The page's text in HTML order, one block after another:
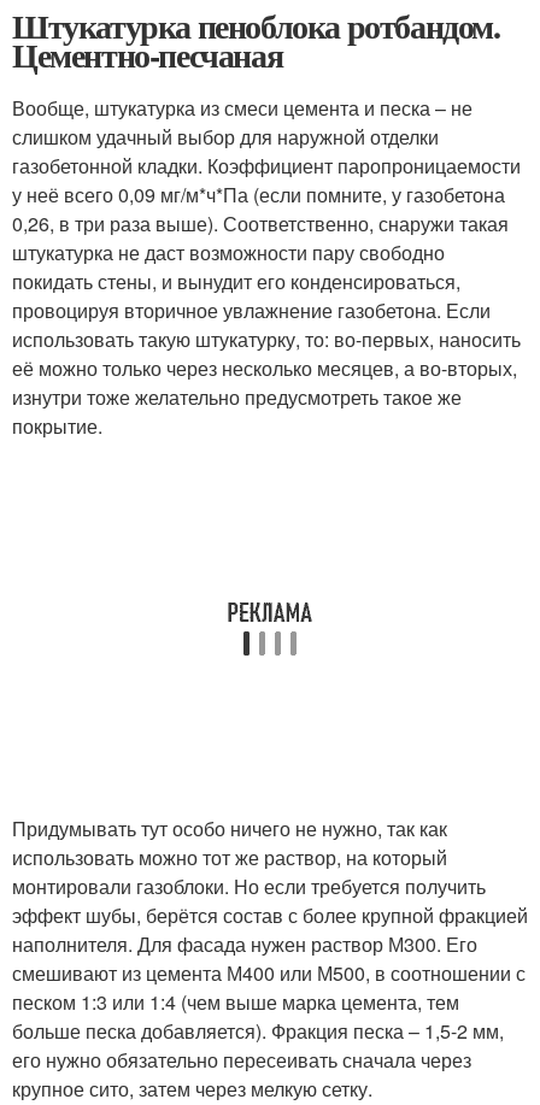
Штукатурка пеноблока ротбандом.
Цементно-песчаная
Вообще, штукатурка из смеси цемента и песка – не
слишком удачный выбор для наружной отделки
газобетонной кладки. Коэффициент паропроницаемости
у неё всего 0,09 мг/м*ч*Па (если помните, у газобетона
0,26, в три раза выше). Соответственно, снаружи такая
штукатурка не даст возможности пару свободно
покидать стены, и вынудит его конденсироваться,
провоцируя вторичное увлажнение газобетона. Если
использовать такую штукатурку, то: во-первых, наносить
её можно только через несколько месяцев, а во-вторых,
изнутри тоже желательно предусмотреть такое же
покрытие.
Придумывать тут особо ничего не нужно, так как
использовать можно тот же раствор, на который
монтировали газоблоки. Но если требуется получить
эффект шубы, берётся состав с более крупной фракцией
наполнителя. Для фасада нужен раствор М300. Его
смешивают из цемента М400 или М500, в соотношении с
песком 1:3 или 1:4 (чем выше марка цемента, тем
больше песка добавляется). Фракция песка – 1,5-2 мм,
его нужно обязательно пересеивать сначала через
крупное сито, затем через мелкую сетку.